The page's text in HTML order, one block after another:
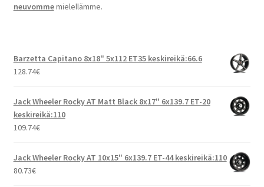
neuvommemielellämme.
Barzetta Capitano 8x18" 5x112 ET35 keskireikä:66.6
128.74€
Jack Wheeler Rocky AT Matt Black 8x17" 6x139.7 ET-20
keskireikä:110
109.74€
Jack Wheeler Rocky AT 10x15" 6x139.7 ET-44 keskireikä:110
80.73€